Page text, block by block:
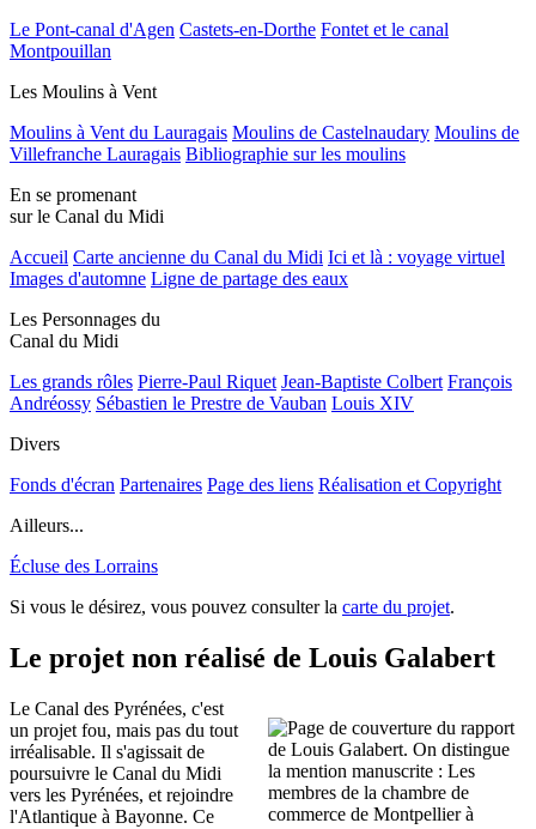
Le Pont-canal d'Agen Castets-en-Dorthe Fontet et le canal
Montpouillan
Les Moulins à Vent
Moulins à Vent du Lauragais Moulins de Castelnaudary Moulins de
Villefranche Lauragais Bibliographie sur les moulins
En se promenant
sur le Canal du Midi
Accueil Carte ancienne du Canal du Midi Ici et là : voyage virtuel
Images d'automne Ligne de partage des eaux
Les Personnages du
Canal du Midi
Les grands rôles Pierre-Paul Riquet Jean-Baptiste Colbert François
Andréossy Sébastien le Prestre de Vauban Louis XIV
Divers
Fonds d'écran Partenaires Page des liens Réalisation et Copyright
Ailleurs...
Écluse des Lorrains
Si vous le désirez, vous pouvez consulter la carte du projet.
Le projet non réalisé de Louis Galabert
Le Canal des Pyrénées, c'est
un projet fou, mais pas du tout
irréalisable. Il s'agissait de
poursuivre le Canal du Midi
vers les Pyrénées, et rejoindre
l'Atlantique à Bayonne. Ce